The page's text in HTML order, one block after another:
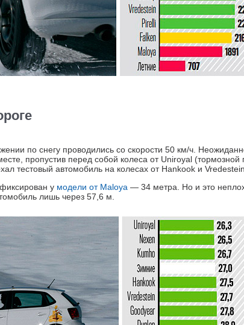
по снегу проводились со скорости 50 км/ч.
пропустив перед собой колеса от Uniroyal (тормозной
тестовый автомобиль на колесах от Hankook и Vredestein.
у модели от Maloya — 34 метра. Но и это
лишь через 57,6 м.